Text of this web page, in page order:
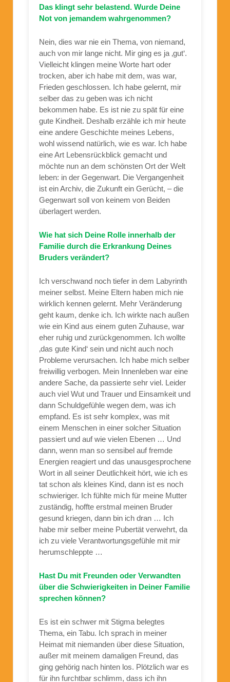
Das klingt sehr belastend. Wurde Deine
Not von jemandem wahrgenommen?
Nein, dies war nie ein Thema, von niemand,
auch von mir lange nicht. Mir ging es ja ‚gut‘.
Vielleicht klingen meine Worte hart oder
trocken, aber ich habe mit dem, was war,
Frieden geschlossen. Ich habe gelernt, mir
selber das zu geben was ich nicht
bekommen habe. Es ist nie zu spät für eine
gute Kindheit. Deshalb erzähle ich mir heute
eine andere Geschichte meines Lebens,
wohl wissend natürlich, wie es war. Ich habe
eine Art Lebensrückblick gemacht und
möchte nun an dem schönsten Ort der Welt
leben: in der Gegenwart. Die Vergangenheit
ist ein Archiv, die Zukunft ein Gerücht, – die
Gegenwart soll von keinem von Beiden
überlagert werden.
Wie hat sich Deine Rolle innerhalb der
Familie durch die Erkrankung Deines
Bruders verändert?
Ich verschwand noch tiefer in dem Labyrinth
meiner selbst. Meine Eltern haben mich nie
wirklich kennen gelernt. Mehr Veränderung
geht kaum, denke ich. Ich wirkte nach außen
wie ein Kind aus einem guten Zuhause, war
eher ruhig und zurückgenommen. Ich wollte
‚das gute Kind‘ sein und nicht auch noch
Probleme verursachen. Ich habe mich selber
freiwillig verbogen. Mein Innenleben war eine
andere Sache, da passierte sehr viel. Leider
auch viel Wut und Trauer und Einsamkeit und
dann Schuldgefühle wegen dem, was ich
empfand. Es ist sehr komplex, was mit
einem Menschen in einer solcher Situation
passiert und auf wie vielen Ebenen … Und
dann, wenn man so sensibel auf fremde
Energien reagiert und das unausgesprochene
Wort in all seiner Deutlichkeit hört, wie ich es
tat schon als kleines Kind, dann ist es noch
schwieriger. Ich fühlte mich für meine Mutter
zuständig, hoffte erstmal meinen Bruder
gesund kriegen, dann bin ich dran … Ich
habe mir selber meine Pubertät verwehrt, da
ich zu viele Verantwortungsgefühle mit mir
herumschleppte …
Hast Du mit Freunden oder Verwandten
über die Schwierigkeiten in Deiner Familie
sprechen können?
Es ist ein schwer mit Stigma belegtes
Thema, ein Tabu. Ich sprach in meiner
Heimat mit niemanden über diese Situation,
außer mit meinem damaligen Freund, das
ging gehörig nach hinten los. Plötzlich war es
für ihn furchtbar schlimm, dass ich ihn